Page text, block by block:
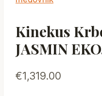
Kinekus
JASMIN
€1,319.00